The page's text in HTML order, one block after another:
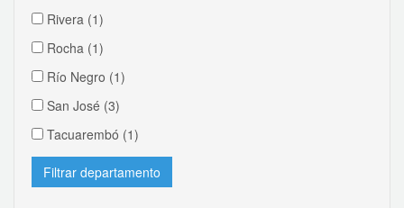
Rivera (1)
Rocha (1)
Río Negro (1)
San José (3)
Tacuarembó (1)